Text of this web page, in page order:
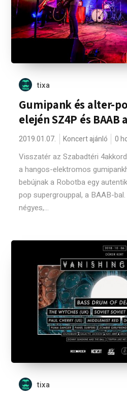
tixa
Gumipank és alter-
elején SZ4P és BAAB
2019.01.07. Koncert ajánló 0
Visszatér az Szabadtéri
a hangos-elektromos
bebújnak a Robotba egy
pop supergrouppal, a BAAB-
négyes,...
tixa